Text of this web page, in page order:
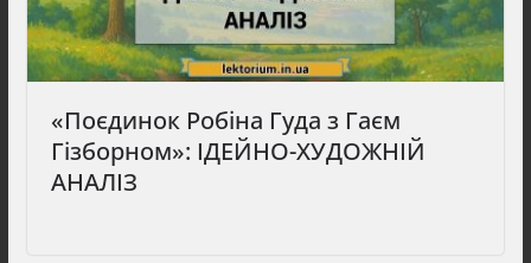
«Поєдинок Робіна Гуда з Гаєм
Гізборном»: ІДЕЙНО-ХУДОЖНІЙ
АНАЛІЗ